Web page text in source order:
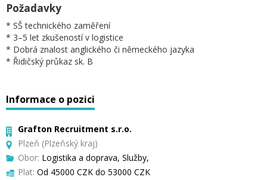
Požadavky
* SŠ technického zaměření
* 3–5 let zkušeností v logistice
* Dobrá znalost anglického či německého jazyka
* Řidičský průkaz sk. B
Informace o pozici
Grafton Recruitment s.r.o.
Plzeň (Plzeňský kraj)
Obor: Logistika a doprava, Služby,
Plat: Od 45000 CZK do 53000 CZK